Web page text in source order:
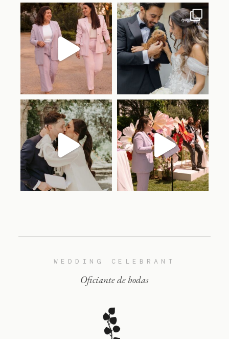
lorian.oficiantes lorian.oficiantes
Jun 18
lorian.oficiantes
Jun 17
lorian.oficiantes
Jun 15
WEDDING CELEBRANT
Oficiante de bodas